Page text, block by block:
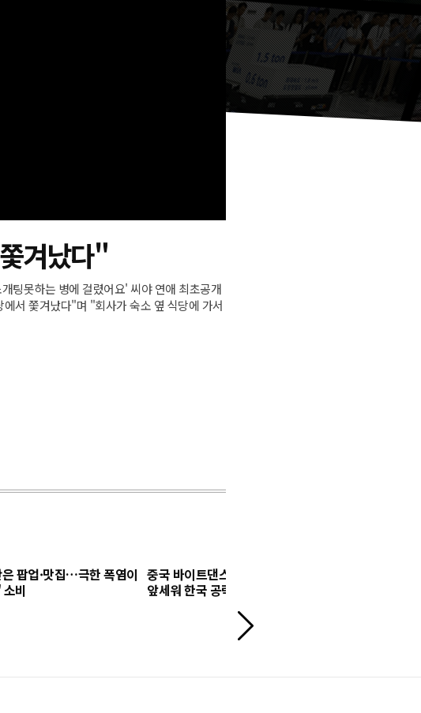
겨났다"
팅못하는 병에 걸렸어요' 씨야 연애 최초공개
서 쫓겨났다"며 "회사가 숙소 옆 식당에 가서
팝업·맛집…극한 폭염이
비
중국 바이트댄스, AI 영상모델 '시댄스 2.5'
앞세워 한국 공략 본격화
다